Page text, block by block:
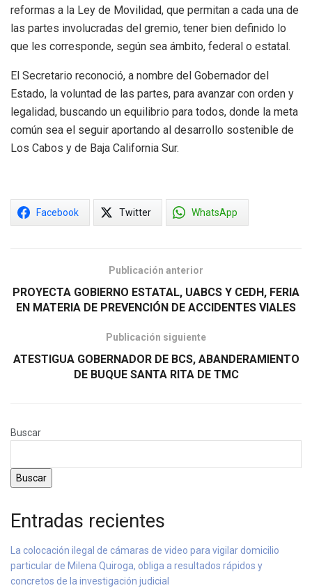
reformas a la Ley de Movilidad, que permitan a cada una de
las partes involucradas del gremio, tener bien definido lo
que les corresponde, según sea ámbito, federal o estatal.
El Secretario reconoció, a nombre del Gobernador del
Estado, la voluntad de las partes, para avanzar con orden y
legalidad, buscando un equilibrio para todos, donde la meta
común sea el seguir aportando al desarrollo sostenible de
Los Cabos y de Baja California Sur.
Facebook Twitter WhatsApp
Publicación anterior
PROYECTA GOBIERNO ESTATAL, UABCS Y CEDH, FERIA
EN MATERIA DE PREVENCIÓN DE ACCIDENTES VIALES
Publicación siguiente
ATESTIGUA GOBERNADOR DE BCS, ABANDERAMIENTO
DE BUQUE SANTA RITA DE TMC
Buscar
Buscar
Entradas recientes
La colocación ilegal de cámaras de video para vigilar domicilio
particular de Milena Quiroga, obliga a resultados rápidos y
concretos de la investigación judicial